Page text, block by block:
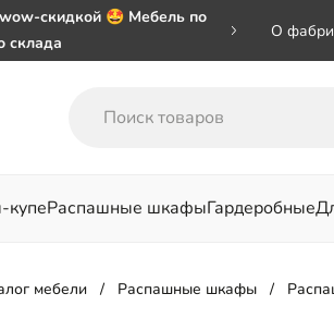
скидкой 🤩 Мебель по
склада
₽
переехал на номер
О
Распашные шкафыГардеробные
Для спальни
мебели Распашные шкафы